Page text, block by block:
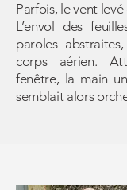
Parfois, le vent
L’envol des
paroles
corps aérien.
fenêtre, la main
semblait alors